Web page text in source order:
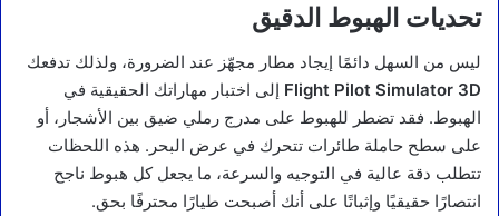
تحديات الهبوط الدقيق
ليس من السهل دائمًا إيجاد مطار مجهّز عند الضرورة، ولذلك تدفعك
Flight Pilot Simulator 3D إلى اختبار مهاراتك الحقيقية في
الهبوط. فقد تضطر للهبوط على مدرج رملي ضيق بين الأشجار، أو
على سطح حاملة طائرات تتحرك في عرض البحر. هذه اللحظات
تتطلب دقة عالية في التوجيه والسرعة، ما يجعل كل هبوط ناجح
انتصارًا حقيقيًا وإثباتًا على أنك أصبحت طيارًا محترفًا بحق.